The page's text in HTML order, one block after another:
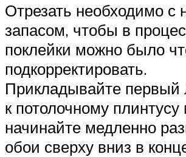
Отрезать необходимо с
запасом, чтобы в
поклейки можно было
подкорректировать.
Прикладывайте первый
к потолочному плинтусу
начинайте медленно
обои сверху вниз в